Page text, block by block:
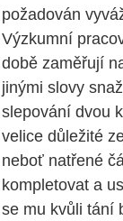
požadován
Výzkumní
době zaměřují
jinými slovy
slepování dvou
velice důležité
neboť natřené
kompletovat a
se mu kvůli tání